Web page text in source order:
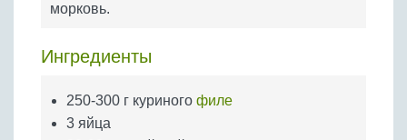
Бобовые
Крупы
морковь.
Ингредиенты
250-300 г куриного филе
3 яйца